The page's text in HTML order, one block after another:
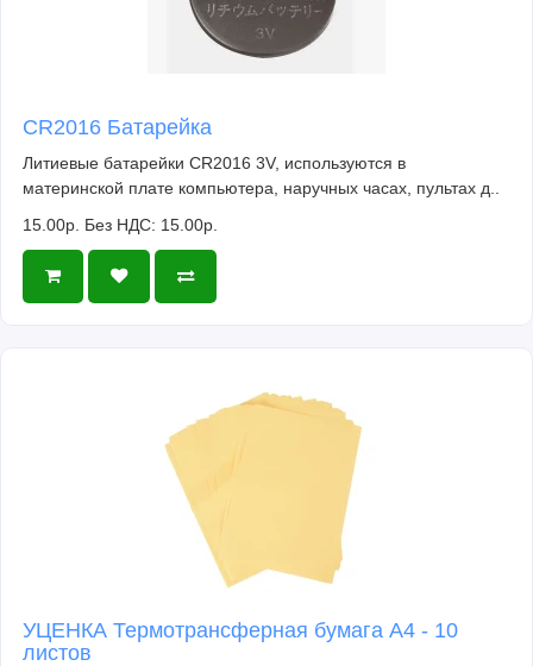
CR2016 Батарейка
Литиевые батарейки CR2016 3V, используются в
материнской плате компьютера, наручных часах, пультах д..
15.00р. Без НДС: 15.00р.
УЦЕНКА Термотрансферная бумага А4 - 10
листов